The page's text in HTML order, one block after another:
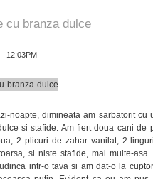
cu branza dulce
12:03PM
noapte, dimineata am sarbatorit
si stafide. Am fiert doua cani de
2 plicuri de zahar vanilat, 2
si niste stafide, mai multe-
intr-o tava si am dat-o la